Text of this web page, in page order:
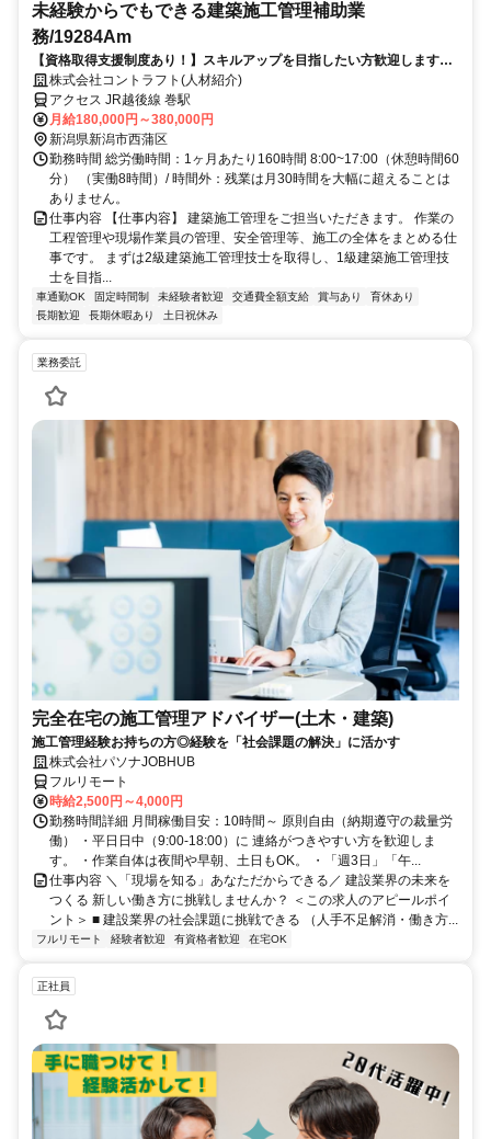
未経験からでもできる建築施工管理補助業
務/19284Am
【資格取得支援制度あり！】スキルアップを目指したい方歓迎します！
◎転勤なし！直行直帰OK！腰を据えて働くことができる環境です。
株式会社コントラフト(人材紹介)
アクセス JR越後線 巻駅
月給180,000円～380,000円
新潟県新潟市西蒲区
勤務時間 総労働時間：1ヶ月あたり160時間 8:00~17:00（休憩時間60
分） （実働8時間）/ 時間外：残業は月30時間を大幅に超えることは
ありません。
仕事内容 【仕事内容】 建築施工管理をご担当いただきます。 作業の
工程管理や現場作業員の管理、安全管理等、施工の全体をまとめる仕
事です。 まずは2級建築施工管理技士を取得し、1級建築施工管理技
士を目指...
車通勤OK 固定時間制 未経験者歓迎 交通費全額支給 賞与あり
育休あり
長期歓迎
長期休暇あり 土日祝休み
業務委託
完全在宅の施工管理アドバイザー(土木・建築)
施工管理経験お持ちの方◎経験を「社会課題の解決」に活かす
株式会社パソナJOBHUB
フルリモート
時給2,500円～4,000円
勤務時間詳細 月間稼働目安：10時間～ 原則自由（納期遵守の裁量労
働） ・平日日中（9:00-18:00）に 連絡がつきやすい方を歓迎しま
す。 ・作業自体は夜間や早朝、土日もOK。 ・「週3日」「午...
仕事内容 ＼「現場を知る」あなただからできる／ 建設業界の未来を
つくる 新しい働き方に挑戦しませんか？ ＜この求人のアピールポイ
ント＞ ■ 建設業界の社会課題に挑戦できる （人手不足解消・働き方...
フルリモート 経験者歓迎 有資格者歓迎 在宅OK
正社員